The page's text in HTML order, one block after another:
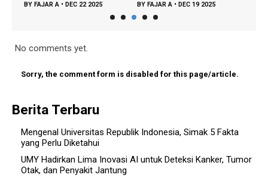
BY FAJAR A • DEC 22 2025 BY FAJAR A • DEC 19 2025
No comments yet.
Sorry, the comment form is disabled for this page/article.
Berita Terbaru
Mengenal Universitas Republik Indonesia, Simak 5 Fakta
yang Perlu Diketahui
UMY Hadirkan Lima Inovasi AI untuk Deteksi Kanker, Tumor
Otak, dan Penyakit Jantung